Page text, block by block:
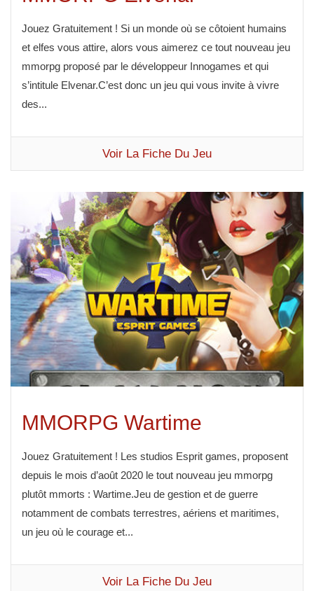
Jouez Gratuitement ! Si un monde où se côtoient humains
et elfes vous attire, alors vous aimerez ce tout nouveau jeu
mmorpg proposé par le développeur Innogames et qui
s’intitule Elvenar.C’est donc un jeu qui vous invite à vivre
des...
Voir La Fiche Du Jeu
MMORPG Wartime
Jouez Gratuitement ! Les studios Esprit games, proposent
depuis le mois d’août 2020 le tout nouveau jeu mmorpg
plutôt mmorts : Wartime.Jeu de gestion et de guerre
notamment de combats terrestres, aériens et maritimes,
un jeu où le courage et...
Voir La Fiche Du Jeu